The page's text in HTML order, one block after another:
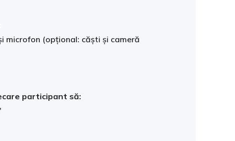
microfon (opțional: căști și cameră
participant să: